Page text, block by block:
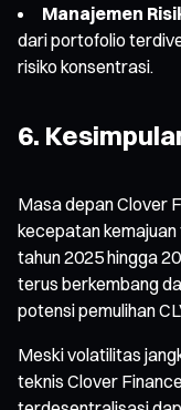
Manajemen
dari portofolio
risiko konsentrasi.
6.
Masa depan Clover
kecepatan
tahun 2025 hingga
terus berkembang
potensi pemulihan
Meski volatilitas
teknis Clover